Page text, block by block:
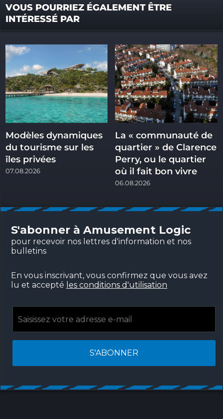
VOUS POURRIEZ ÉGALEMENT ÊTRE
INTÉRESSÉ PAR
Modèles dynamiques
du tourisme sur les
îles privées
07.08.2026
La « communauté de
quartier » de Clarence
Perry, ou le quartier
où il fait bon vivre
06.08.2026